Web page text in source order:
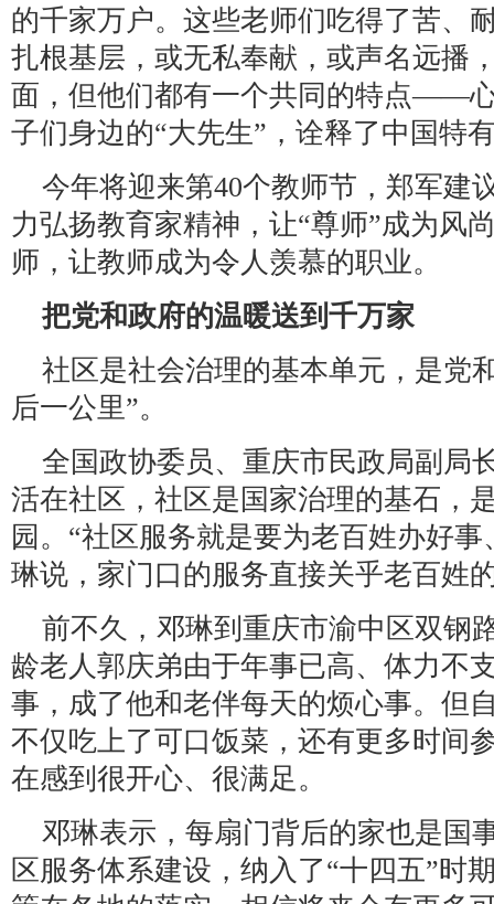
的千家万户。这些老师们吃得了苦、
扎根基层，或无私奉献，或声名远播
面，但他们都有一个共同的特点——
子们身边的“大先生”，诠释了中国特
今年将迎来第40个教师节，郑军建
力弘扬教育家精神，让“尊师”成为风
师，让教师成为令人羡慕的职业。
把党和政府的温暖送到千万家
社区是社会治理的基本单元，是党
后一公里”。
全国政协委员、重庆市民政局副局
活在社区，社区是国家治理的基石，
园。“社区服务就是要为老百姓办好
琳说，家门口的服务直接关乎老百姓
前不久，邓琳到重庆市渝中区双钢
龄老人郭庆弟由于年事已高、体力不
事，成了他和老伴每天的烦心事。但
不仅吃上了可口饭菜，还有更多时间
在感到很开心、很满足。
邓琳表示，每扇门背后的家也是国
区服务体系建设，纳入了“十四五”时